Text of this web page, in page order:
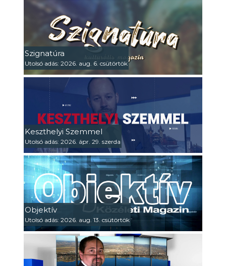
Szignatúra
Utolsó adás: 2026. aug. 6. csütörtök
Keszthelyi Szemmel
Utolsó adás: 2026. ápr. 29. szerda
Objektív
Utolsó adás: 2026. aug. 13. csütörtök